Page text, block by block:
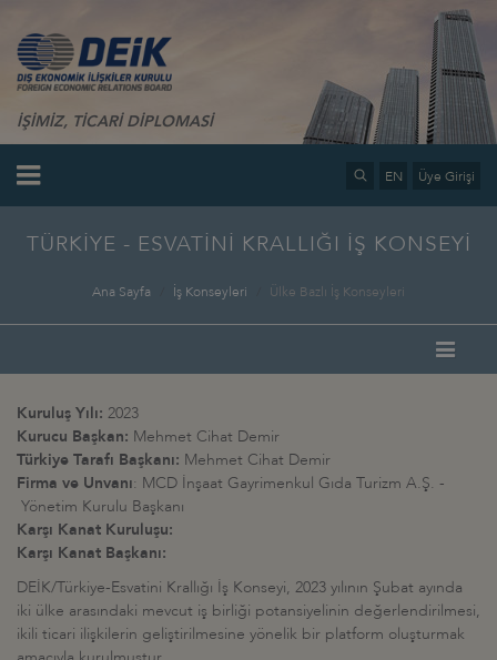
İŞİMİZ, TİCARİ DİPLOMASİ
EN Üye Girişi
TÜRKİYE - ESVATİNİ KRALLIĞI İŞ KONSEYİ
Ana Sayfa İş Konseyleri Ülke Bazlı İş Konseyleri
Kuruluş Yılı: 2023
Kurucu Başkan: Mehmet Cihat Demir
Türkiye Tarafı Başkanı: Mehmet Cihat Demir
Firma ve Unvanı: MCD İnşaat Gayrimenkul Gıda Turizm A.Ş. -
Yönetim Kurulu Başkanı
Karşı Kanat Kuruluşu:
Karşı Kanat Başkanı:
DEİK/Türkiye-Esvatini Krallığı İş Konseyi, 2023 yılının Şubat ayında
iki ülke arasındaki mevcut iş birliği potansiyelinin değerlendirilmesi,
ikili ticari ilişkilerin geliştirilmesine yönelik bir platform oluşturmak